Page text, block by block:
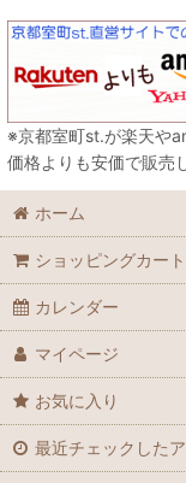
※京都室町st.が楽天や
価格よりも安価で販売
ホーム
ショッピングカート
カレンダー
マイページ
お気に入り
最近チェックした